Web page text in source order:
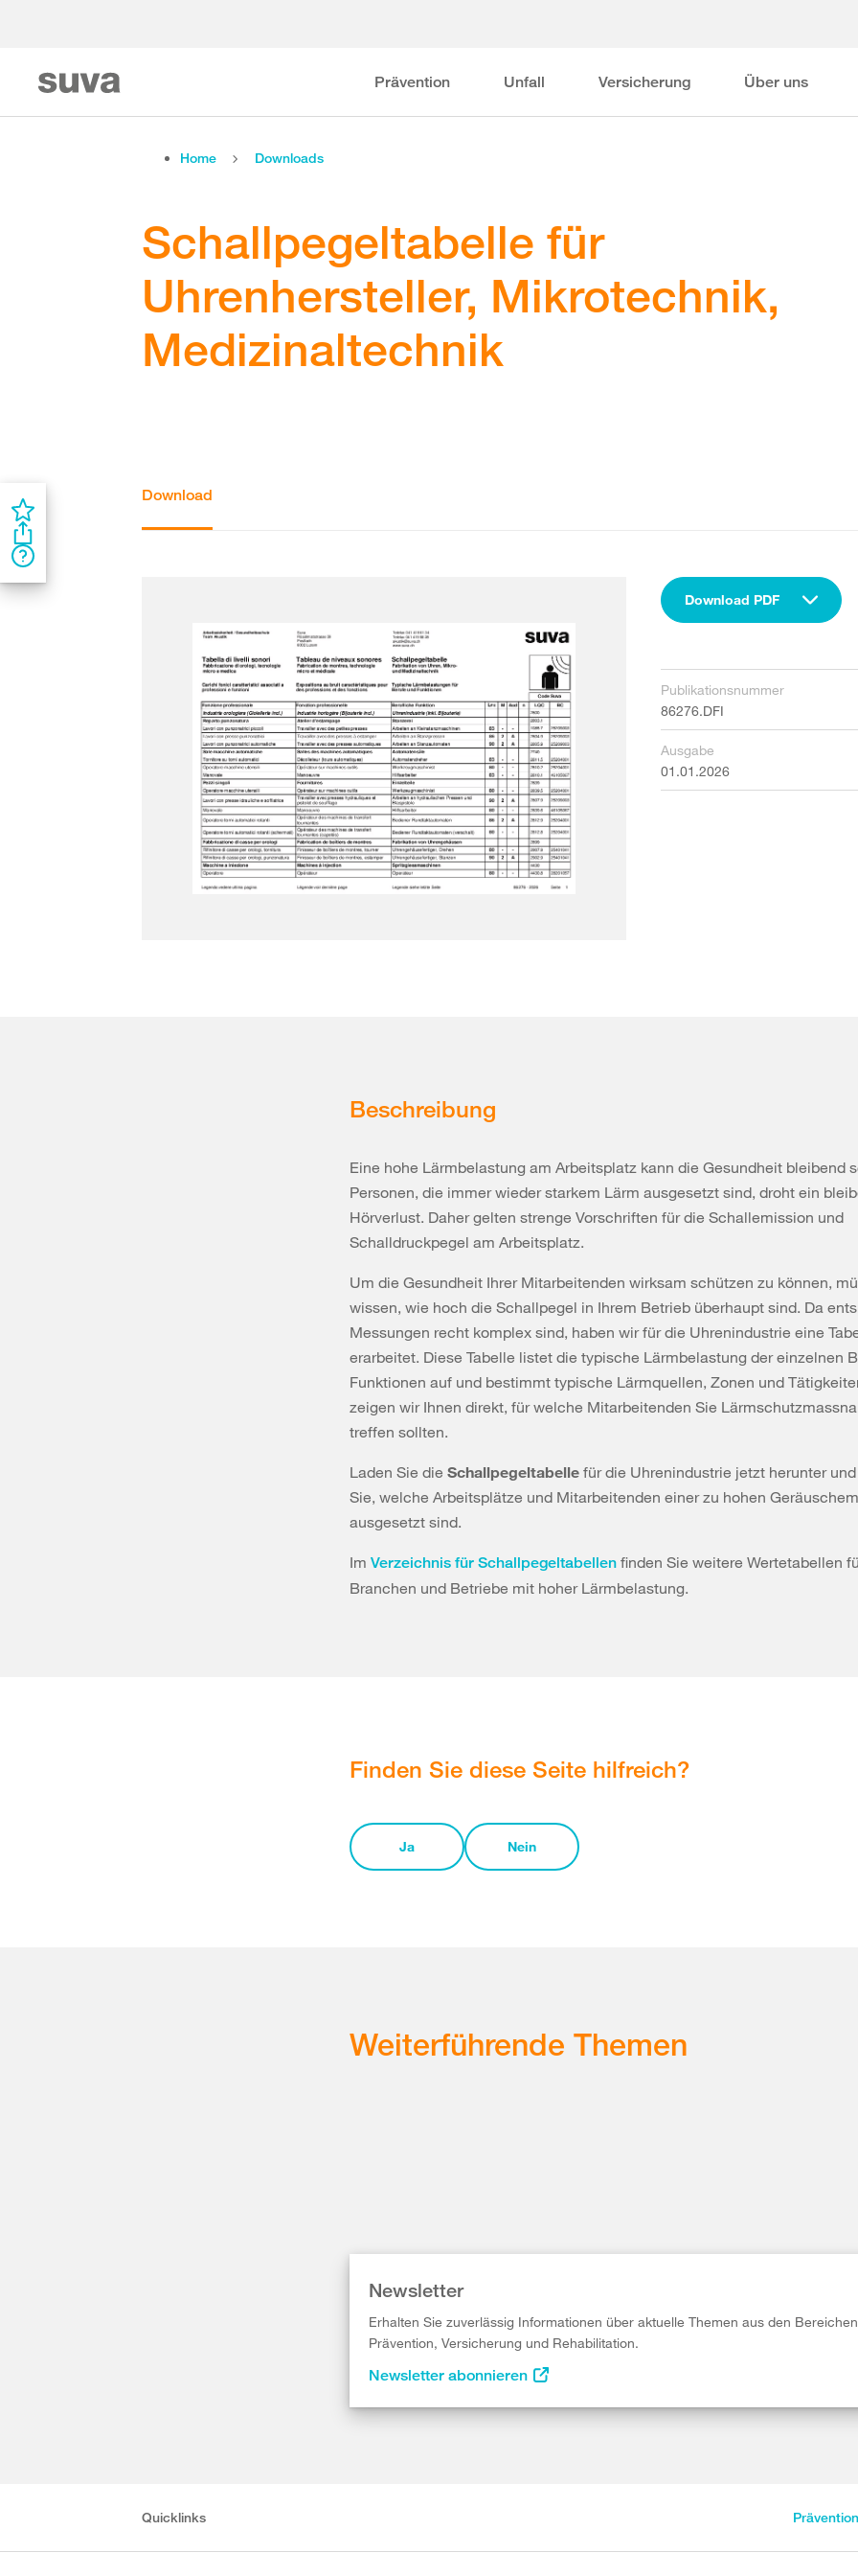
Prävention Unfall Versicherung Über uns
Home Downloads
Schallpegeltabelle für
Uhrenhersteller, Mikrotechnik,
Medizinaltechnik
Download
Download PDF
Publikationsnummer
86276.DFI
Ausgabe
01.01.2026
Beschreibung
Eine hohe Lärmbelastung am Arbeitsplatz kann die Gesundheit bleibend
Personen, die immer wieder starkem Lärm ausgesetzt sind, droht ein
Hörverlust. Daher gelten strenge Vorschriften für die Schallemission und
Schalldruckpegel am Arbeitsplatz.
Um die Gesundheit Ihrer Mitarbeitenden wirksam schützen zu können,
wissen, wie hoch die Schallpegel in Ihrem Betrieb überhaupt sind. Da
Messungen recht komplex sind, haben wir für die Uhrenindustrie eine
erarbeitet. Diese Tabelle listet die typische Lärmbelastung der einzelnen
Funktionen auf und bestimmt typische Lärmquellen, Zonen und
zeigen wir Ihnen direkt, für welche Mitarbeitenden Sie
treffen sollten.
Laden Sie die Schallpegeltabelle für die Uhrenindustrie jetzt herunter
Sie, welche Arbeitsplätze und Mitarbeitenden einer zu hohen
ausgesetzt sind.
Im Verzeichnis für Schallpegeltabellen finden Sie weitere Wertetabellen
Branchen und Betriebe mit hoher Lärmbelastung.
Finden Sie diese Seite hilfreich?
Ja Nein
Weiterführende Themen
Newsletter
Erhalten Sie zuverlässig Informationen über aktuelle Themen aus den Bereichen
Prävention, Versicherung und Rehabilitation.
Newsletter abonnieren
Quicklinks Prävention